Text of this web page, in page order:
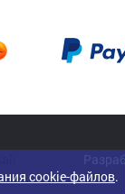
cookie-файлов.